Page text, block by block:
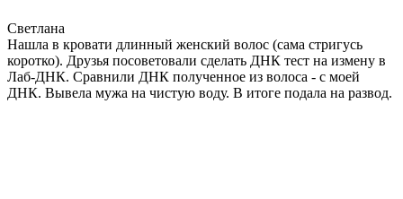
Светлана
Нашла в кровати длинный женский волос (сама стригусь
коротко). Друзья посоветовали сделать ДНК тест на измену в
Лаб-ДНК. Сравнили ДНК полученное из волоса - с моей
ДНК. Вывела мужа на чистую воду. В итоге подала на развод.